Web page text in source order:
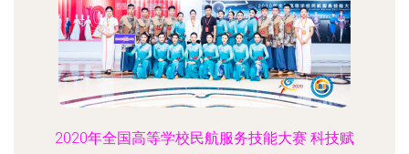
2020年全国高等学校民航服务技能大赛 科技赋